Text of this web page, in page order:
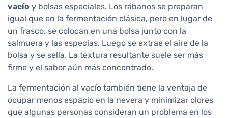
vacío y bolsas especiales. Los rábanos se preparan
igual que en la fermentación clásica, pero en lugar de
un frasco, se colocan en una bolsa junto con la
salmuera y las especias. Luego se extrae el aire de la
bolsa y se sella. La textura resultante suele ser más
firme y el sabor aún más concentrado.
La fermentación al vacío también tiene la ventaja de
ocupar menos espacio en la nevera y minimizar olores
que algunas personas consideran un problema en los